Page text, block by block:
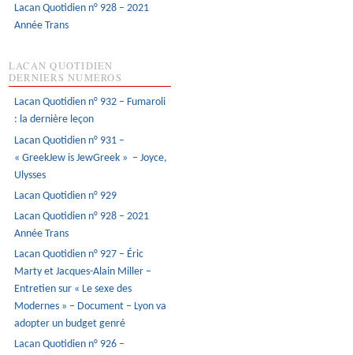
Lacan Quotidien n° 928 – 2021
Année Trans
LACAN QUOTIDIEN
DERNIERS NUMÉROS
Lacan Quotidien n° 932 – Fumaroli
: la dernière leçon
Lacan Quotidien n° 931 –
« GreekJew is JewGreek » – Joyce,
Ulysses
Lacan Quotidien n° 929
Lacan Quotidien n° 928 – 2021
Année Trans
Lacan Quotidien n° 927 – Éric
Marty et Jacques-Alain Miller –
Entretien sur « Le sexe des
Modernes » – Document – Lyon va
adopter un budget genré
Lacan Quotidien n° 926 –